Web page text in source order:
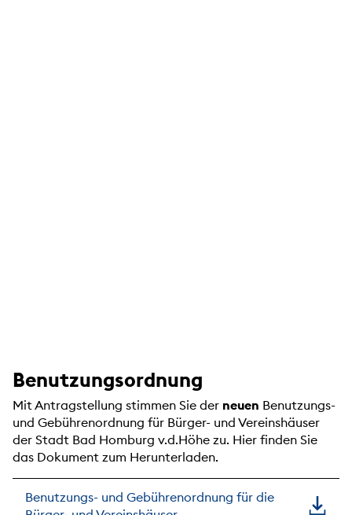
Benutzungsordnung
Mit Antragstellung stimmen Sie der neuen Benutzungs-
und Gebührenordnung für Bürger- und Vereinshäuser
der Stadt Bad Homburg v.d.Höhe zu. Hier finden Sie
das Dokument zum Herunterladen.
Benutzungs- und Gebührenordnung für die